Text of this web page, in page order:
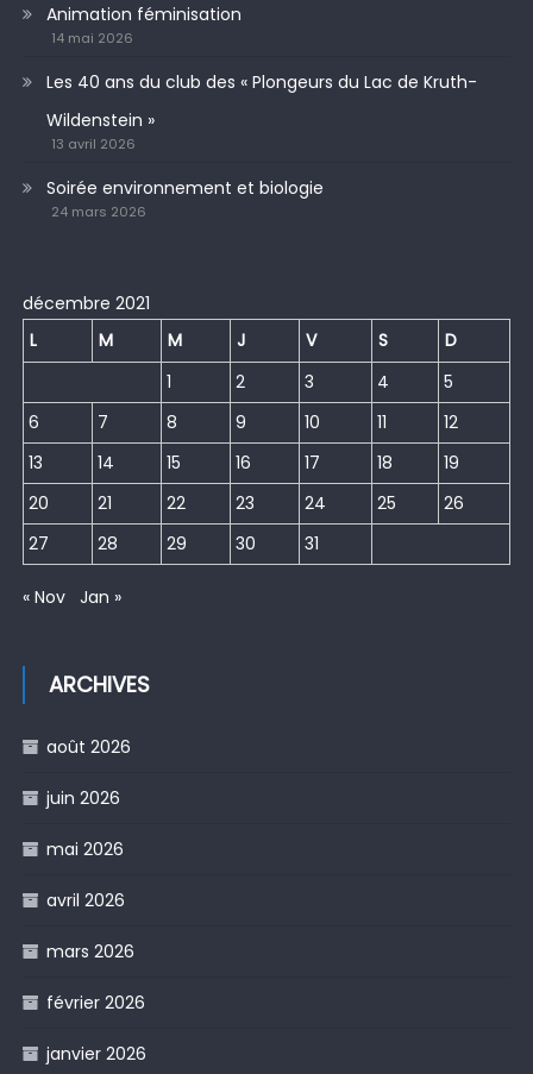
Animation féminisation
14 mai 2026
Les 40 ans du club des « Plongeurs du Lac de Kruth-
Wildenstein »
13 avril 2026
Soirée environnement et biologie
24 mars 2026
décembre 2021
L
M M J V S
D
1
2 3 4
5
6
7 8 9 10 11
12
13
14 15 16 17 18
19
20
21 22 23 24 25
26
27
28 29 30 31
« Nov Jan »
ARCHIVES
août 2026
juin 2026
mai 2026
avril 2026
mars 2026
février 2026
janvier 2026